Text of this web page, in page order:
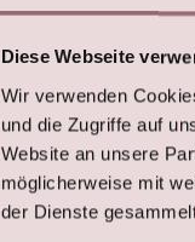
Diese Webseite
Wir verwenden
und die Zugriffe auf
Website an unsere
möglicherweise mit
der Dienste